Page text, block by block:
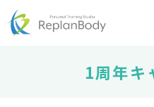
1周年キ